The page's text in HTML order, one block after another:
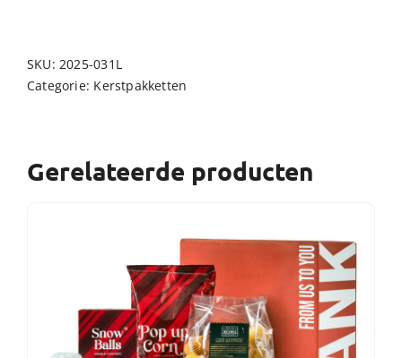
SKU:2025-031L
Categorie: Kerstpakketten
Gerelateerde producten